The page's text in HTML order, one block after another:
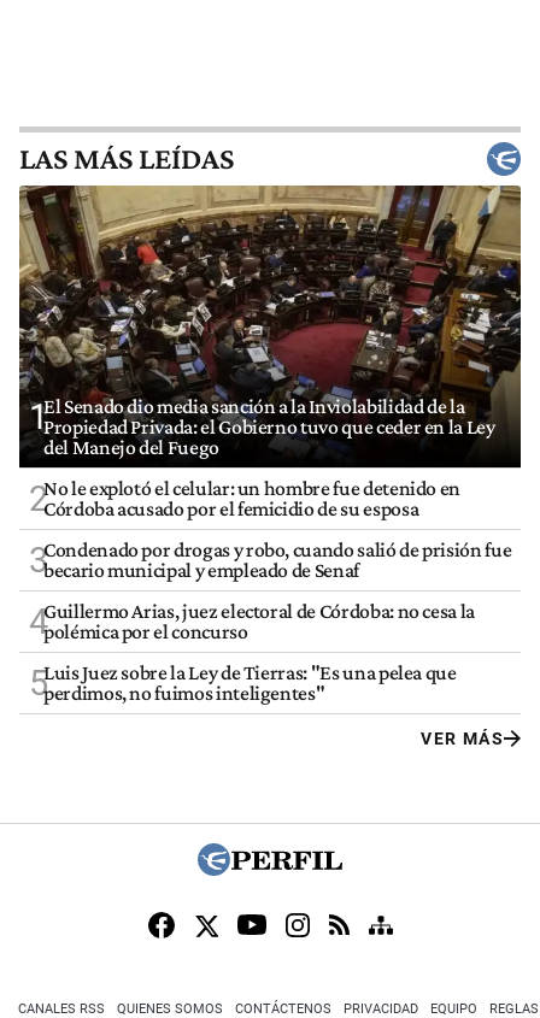
LAS MÁS LEÍDAS
1El Senado dio media sanción a la Inviolabilidad de la
Propiedad Privada: el Gobierno tuvo que ceder en la Ley
del Manejo del Fuego
2No le explotó el celular: un hombre fue detenido en
Córdoba acusado por el femicidio de su esposa
3Condenado por drogas y robo, cuando salió de prisión fue
becario municipal y empleado de Senaf
4Guillermo Arias, juez electoral de Córdoba: no cesa la
polémica por el concurso
5Luis Juez sobre la Ley de Tierras: "Es una pelea que
perdimos, no fuimos inteligentes"
VER MÁS
CANALES RSS QUIENES SOMOS CONTÁCTENOS PRIVACIDAD EQUIPO